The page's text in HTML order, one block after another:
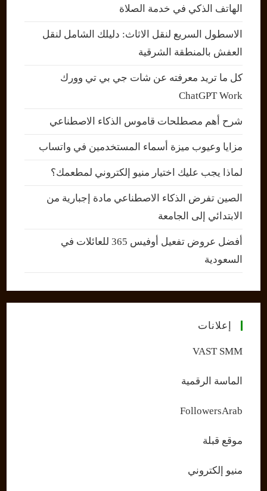
الهاتف الذكي في خدمة الصلاة
الاسطول السريع لنقل الاثاث: دليلك الشامل لنقل
العفش بالمنطقة الشرقية
كل ما تريد معرفته عن شات جي بي تي وورك
ChatGPT Work
شرح أهم مصطلحات قاموس الذكاء الاصطناعي
مزايا وعيوب ميزة أسماء المستخدمين في واتساب
لماذا يجب عليك اختيار منيو إلكتروني لمطعمك؟
الصين تفرض الذكاء الاصطناعي مادة إجبارية من
الابتدائي إلى الجامعة
أفضل عروض تفعيل أوفيس 365 للعائلات في
السعودية
إعلانات
VAST SMM
الماسة الرقمية
FollowersArab
موقع قبلة
منيو إلكتروني